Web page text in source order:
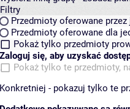
Filtry
Przedmioty oferowane
Przedmioty oferowane dla
Pokaż tylko przedmioty
Zaloguj się, aby uzyskać
Pokaż tylko te przedmioty,
Konkretniej - pokazuj tylko te